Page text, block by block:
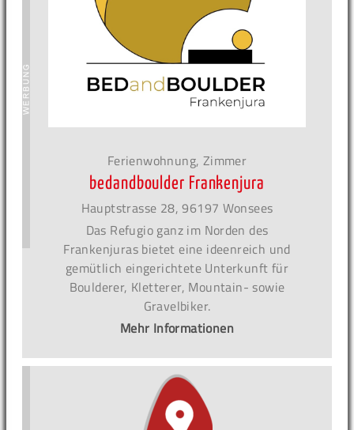
Ferienwohnung, Zimmer
bedandboulder Frankenjura
Hauptstrasse 28, 96197 Wonsees
Das Refugio ganz im Norden des
Frankenjuras bietet eine ideenreich und
gemütlich eingerichtete Unterkunft für
Boulderer, Kletterer, Mountain- sowie
Gravelbiker.
Mehr Informationen